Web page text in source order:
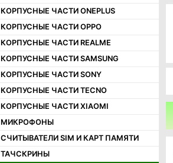
КОРПУСНЫЕ ЧАСТИ ONEPLUS
КОРПУСНЫЕ ЧАСТИ OPPO
КОРПУСНЫЕ ЧАСТИ REALME
КОРПУСНЫЕ ЧАСТИ SAMSUNG
КОРПУСНЫЕ ЧАСТИ SONY
КОРПУСНЫЕ ЧАСТИ TECNO
КОРПУСНЫЕ ЧАСТИ XIAOMI
МИКРОФОНЫ
СЧИТЫВАТЕЛИ SIM И КАРТ ПАМЯТИ
ТАЧСКРИНЫ